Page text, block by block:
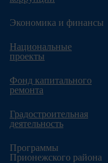
Экономика и финансы
Национальные
проекты
Фонд капитального
ремонта
Градостроительная
деятельность
Программы
Прионежского района